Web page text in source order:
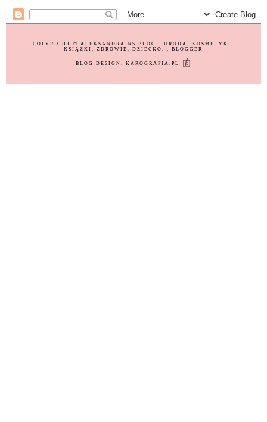
COPYRIGHT © ALEKSANDRA NS BLOG - URODA, KOSMETYKI,
KSIĄŻKI, ZDROWIE, DZIECKO.
, BLOGGER
BLOG DESIGN:KAROGRAFIA.PL